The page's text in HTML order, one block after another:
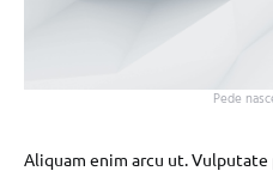
Pede
Aliquam enim arcu ut.